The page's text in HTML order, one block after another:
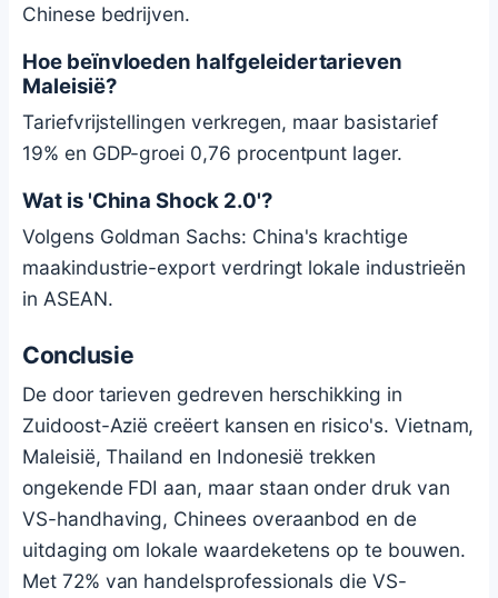
Chinese bedrijven.
Hoe beïnvloeden halfgeleidertarieven
Maleisië?
Tariefvrijstellingen verkregen, maar basistarief
19% en GDP-groei 0,76 procentpunt lager.
Wat is 'China Shock 2.0'?
Volgens Goldman Sachs: China's krachtige
maakindustrie-export verdringt lokale industrieën
in ASEAN.
Conclusie
De door tarieven gedreven herschikking in
Zuidoost-Azië creëert kansen en risico's. Vietnam,
Maleisië, Thailand en Indonesië trekken
ongekende FDI aan, maar staan onder druk van
VS-handhaving, Chinees overaanbod en de
uitdaging om lokale waardeketens op te bouwen.
Met 72% van handelsprofessionals die VS-